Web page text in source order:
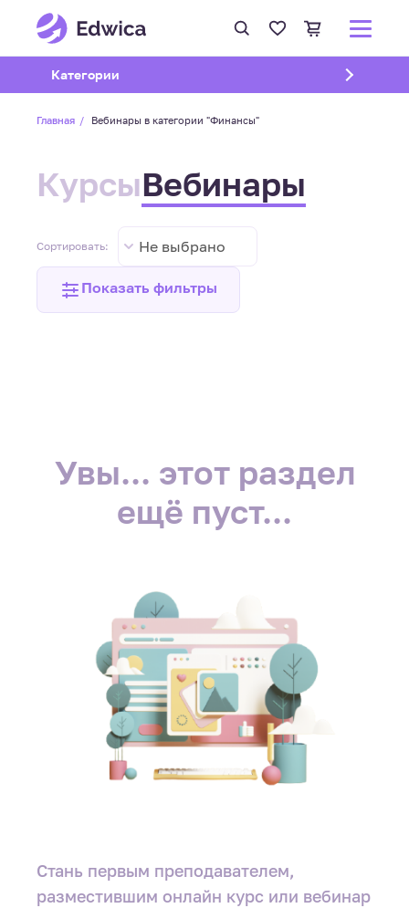
Открыть подменю
Категории
Главная Вебинары в категории "Финансы"
КурсыВебинары
Сортировать: Не выбрано
Показать фильтры
Увы... этот раздел
ещё пуст...
Стань первым преподавателем,
разместившим онлайн курс или вебинар